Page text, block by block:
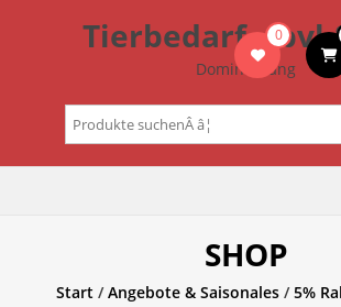
Tierbedarf – bvl-
Dominik Lang
0
Suchen
nach:
SHOP
Start /Angebote & Saisonales /5%